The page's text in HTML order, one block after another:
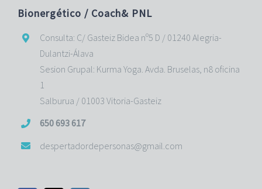
Bionergético / Coach& PNL
Consulta: C/ Gasteiz Bidea nº5 D / 01240 Alegria-
Dulantzi-Álava
Sesion Grupal: Kurma Yoga. Avda. Bruselas, n8 oficina
1
Salburua / 01003 Vitoria-Gasteiz
650 693 617
despertadordepersonas@gmail.com